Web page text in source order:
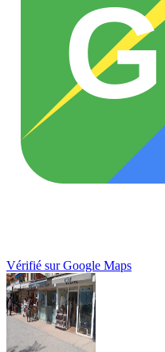
G
Vérifié sur Google Maps